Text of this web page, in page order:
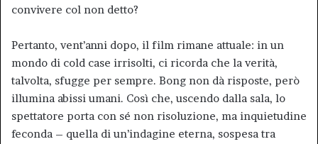
convivere col non detto?
Pertanto, vent’anni dopo, il film rimane attuale: in un
mondo di cold case irrisolti, ci ricorda che la verità,
talvolta, sfugge per sempre. Bong non dà risposte, però
illumina abissi umani. Così che, uscendo dalla sala, lo
spettatore porta con sé non risoluzione, ma inquietudine
feconda – quella di un’indagine eterna, sospesa tra